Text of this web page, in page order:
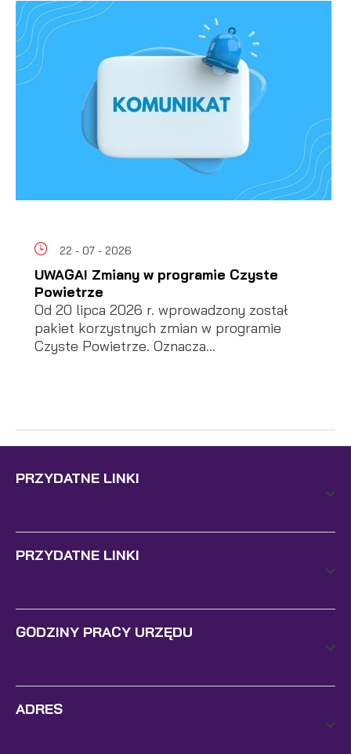
22 - 07 - 2026
UWAGA! Zmiany w programie Czyste
Powietrze
Od 20 lipca 2026 r. wprowadzony został
pakiet korzystnych zmian w programie
Czyste Powietrze. Oznacza...
PRZYDATNE LINKI
PRZYDATNE LINKI
GODZINY PRACY URZĘDU
ADRES